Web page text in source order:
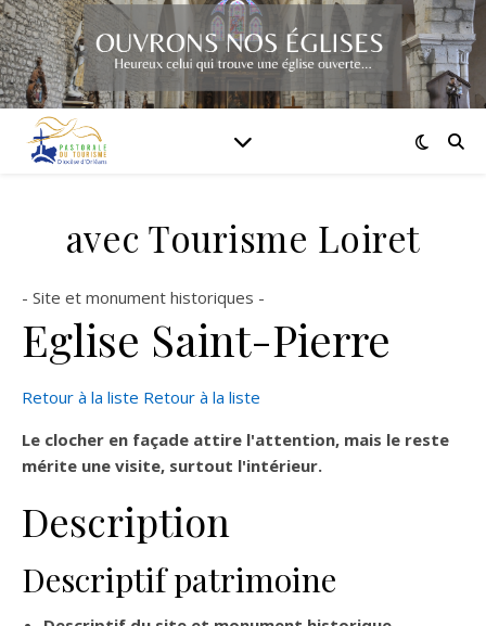
avec Tourisme Loiret
- Site et monument historiques -
Eglise Saint-Pierre
Retour à la liste Retour à la liste
Le clocher en façade attire l'attention, mais le reste
mérite une visite, surtout l'intérieur.
Description
Descriptif patrimoine